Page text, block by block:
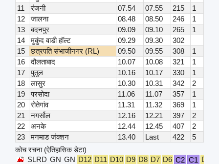
11
रंजनी 07.54 07.55 215
1
12
जालना 08.48 08.50 246
1
13
बदनपुर 09.09 09.10 265
1
14
मुकुंद वाडी हॉल्ट 09.29 09.30
302
15
छत्रपति संभाजीनगर (RL) 09.50 09.55 308
1
16
दौलताबाद 10.07 10.08 321
1
17
पुतुल 10.16 10.17 330
1
18
लासुर 10.30 10.31 342
2
19
परसोदा 11.06 11.07 357
1
20
रोतेगांव 11.31 11.32 369
1
21
नगर्सोल 12.16 12.21 397
2
22
अनके 12.44 12.45 407
2
23
मनमाड जंक्शन 13.40 Last 422
5
कोच रचना (ऐतिहासिक डेटा)
SLRD GN GN D12 D11 D10 D9 D8 D7 D6 C2 C1 D5